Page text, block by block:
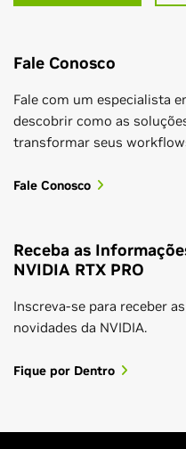
Fale Conosco
Fale com um especialista
descobrir como as
transformar seus
Fale Conosco
Receba as
NVIDIA RTX PRO
Inscreva-se para receber
novidades da NVIDIA.
Fique por Dentro